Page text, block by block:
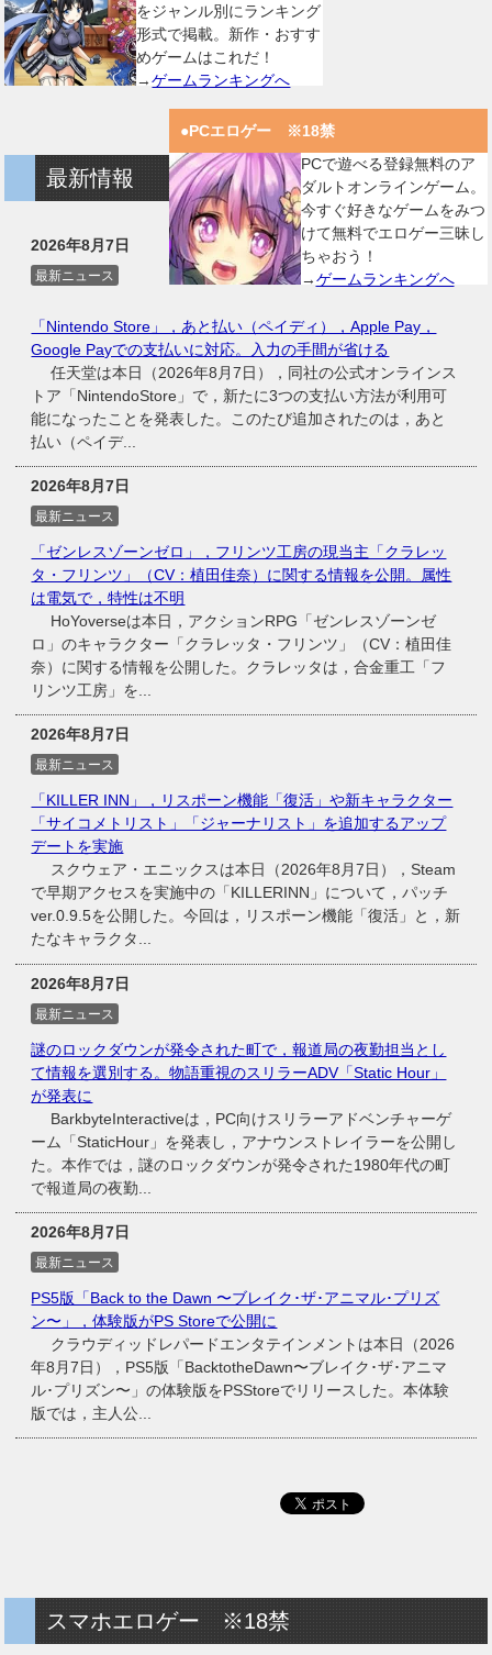
をジャンル別にランキング
形式で掲載。新作・おすす
めゲームはこれだ！
→ゲームランキングへ
●PCエロゲー ※18禁
PCで遊べる登録無料のア
ダルトオンラインゲーム。
今すぐ好きなゲームをみつ
けて無料でエロゲー三昧し
ちゃおう！
→ゲームランキングへ
最新情報
2026年8月7日
最新ニュース
「Nintendo Store」，あと払い（ペイディ），Apple Pay，
Google Payでの支払いに対応。入力の手間が省ける
任天堂は本日（2026年8月7日），同社の公式オンラインス
トア「NintendoStore」で，新たに3つの支払い方法が利用可
能になったことを発表した。このたび追加されたのは，あと
払い（ペイデ...
2026年8月7日
最新ニュース
「ゼンレスゾーンゼロ」，フリンツ工房の現当主「クラレッ
タ・フリンツ」（CV：植田佳奈）に関する情報を公開。属性
は電気で，特性は不明
HoYoverseは本日，アクションRPG「ゼンレスゾーンゼ
ロ」のキャラクター「クラレッタ・フリンツ」（CV：植田佳
奈）に関する情報を公開した。クラレッタは，合金重工「フ
リンツ工房」を...
2026年8月7日
最新ニュース
「KILLER INN」，リスポーン機能「復活」や新キャラクター
「サイコメトリスト」「ジャーナリスト」を追加するアップ
デートを実施
スクウェア・エニックスは本日（2026年8月7日），Steam
で早期アクセスを実施中の「KILLERINN」について，パッチ
ver.0.9.5を公開した。今回は，リスポーン機能「復活」と，新
たなキャラクタ...
2026年8月7日
最新ニュース
謎のロックダウンが発令された町で，報道局の夜勤担当とし
て情報を選別する。物語重視のスリラーADV「Static Hour」
が発表に
BarkbyteInteractiveは，PC向けスリラーアドベンチャーゲ
ーム「StaticHour」を発表し，アナウンストレイラーを公開し
た。本作では，謎のロックダウンが発令された1980年代の町
で報道局の夜勤...
2026年8月7日
最新ニュース
PS5版「Back to the Dawn 〜ブレイク･ザ･アニマル･プリズ
ン〜」，体験版がPS Storeで公開に
クラウディッドレパードエンタテインメントは本日（2026
年8月7日），PS5版「BacktotheDawn〜ブレイク･ザ･アニマ
ル･プリズン〜」の体験版をPSStoreでリリースした。本体験
版では，主人公...
スマホエロゲー ※18禁